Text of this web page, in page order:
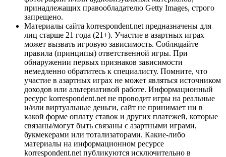
принадлежащих правообладателю Getty Images, строго
запрещено.
Материалы сайта korrespondent.net предназначены для
лиц старше 21 года (21+). Участие в азартных играх
может вызвать игровую зависимость. Соблюдайте
правила (принципы) ответственной игры. При
обнаружении первых признаков зависимости
немедленно обратитесь к специалисту. Помните, что
участие в азартных играх не может являться источником
доходов или альтернативой работе. Информационный
ресурс korrespondent.net не проводит игры на реальные
и/или виртуальные деньги, сайт не принимает ни в
какой форме оплату ставок и других платежей, которые
связаны/могут быть связаны с азартными играми,
букмекерами или тотализаторами. Какие-либо
материалы на информационном ресурсе
korrespondent.net публикуются исключительно в